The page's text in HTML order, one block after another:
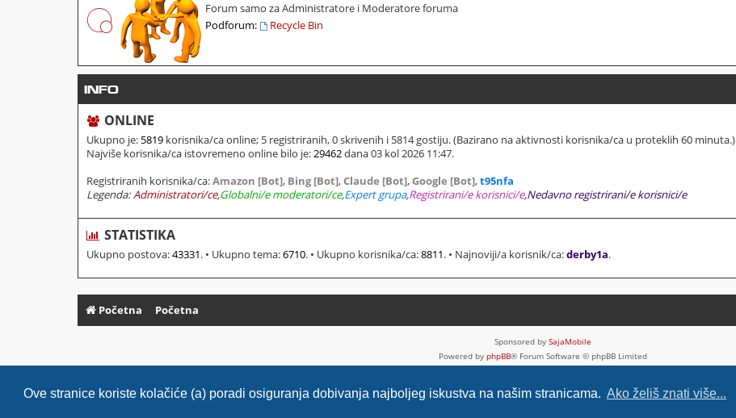
Ove stranice koriste kolačiće (a) poradi osiguranja dobivanja najboljeg iskustva na našim stranicama. Ako želiš znati više...
Forum samo za Administratore i Moderatore foruma
Podforum:
Recycle Bin
INFO
ONLINE
Ukupno je: 5819 korisnika/ca online; 5 registriranih, 0 skrivenih i 5814 gostiju. (Bazirano na aktivnosti korisnika/ca u proteklih 60 minuta.)
Najviše korisnika/ca istovremeno online bilo je:29462dana 03 kol 2026 11:47.
Registriranih korisnika/ca:Amazon [Bot], Bing [Bot],Claude [Bot],Google [Bot],t95nfa
Legenda:Administratori/ce,Globalni/e moderatori/ce,Expert grupa,Registrirani/e korisnici/e,Nedavno registrirani/e korisnici/e
STATISTIKA
Ukupno postova:43331. • Ukupno tema:6710. • Ukupno korisnika/ca:8811. • Najnoviji/a korisnik/ca:derby1a.
Početna Početna
Sponsored by SajaMobile
Powered by phpBB® Forum Software © phpBB Limited
Privatnost